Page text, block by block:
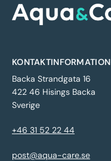
KONTAKTINFORMATION
Backa Strandgata 16
422 46 Hisings Backa
Sverige
+46 31 52 22 44
post@aqua-care.se